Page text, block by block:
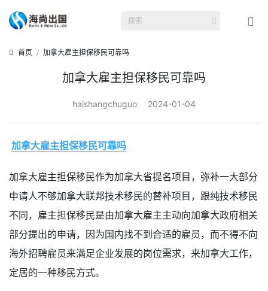
首页 加拿大雇主担保移民可靠吗
加拿大雇主担保移民可靠吗
haishangchuguo 2024-01-04
加拿大雇主担保移民可靠吗
加拿大雇主担保移民作为加拿大省提名项目，弥补一大部分
申请人不够加拿大联邦技术移民的替补项目，跟纯技术移民
不同，雇主担保移民是由加拿大雇主主动向加拿大政府相关
部分提出的申请，因为国内找不到合适的雇员，而不得不向
海外招聘雇员来满足企业发展的岗位需求，来加拿大工作，
定居的一种移民方式。